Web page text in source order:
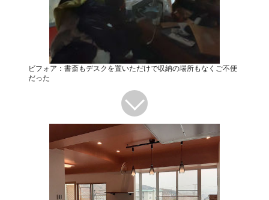
ビフォア：書斎もデスクを置いただけで収納の場所もなくご不便
だった